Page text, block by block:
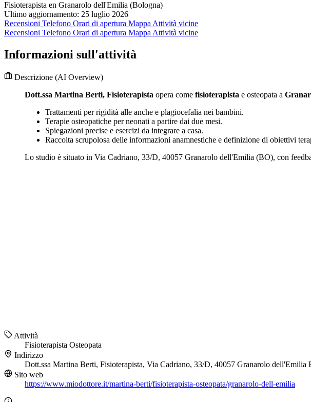
Fisioterapista en Granarolo dell'Emilia (Bologna)
Ultimo aggiornamento: 25 luglio 2026
Recensioni Telefono Orari di apertura Mappa Attività vicine
Recensioni Telefono Orari di apertura Mappa Attività vicine
Informazioni sull'attività
Descrizione (AI Overview)
Dott.ssa Martina Berti, Fisioterapista opera come fisioterapista e osteopata a
Trattamenti per rigidità alle anche e plagiocefalia nei bambini.
Terapie osteopatiche per neonati a partire dai due mesi.
Spiegazioni precise e esercizi da integrare a casa.
Raccolta scrupolosa delle informazioni anamnestiche e definizione di obiettivi
Lo studio è situato in Via Cadriano, 33/D, 40057 Granarolo dell'Emilia (BO), con
Attività
Fisioterapista Osteopata
Indirizzo
Dott.ssa Martina Berti, Fisioterapista, Via Cadriano, 33/D, 40057 Granarolo dell'Emilia
Sito web
https://www.miodottore.it/martina-berti/fisioterapista-osteopata/granarolo-dell-emilia